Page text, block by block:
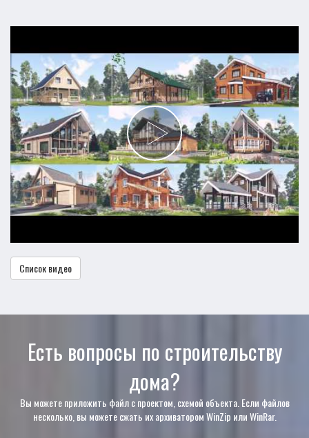
Список видео
Есть вопросы по строительству
дома?
Вы можете приложить файл с проектом, схемой объекта. Если файлов
несколько, вы можете сжать их архиватором WinZip или WinRar.